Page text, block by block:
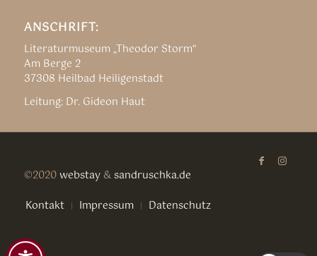
ANSCHRIFT:
Literaturmuseum „Theodor Storm“
Am Berge 2
37308 Heilbad Heiligenstadt
Leitung: Dr. Gideon Haut
©2020 webstay&sandruschka.de
Kontakt
Impressum Datenschutz